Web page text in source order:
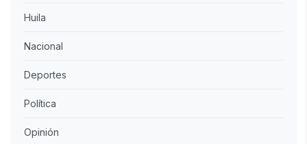
Huila
Nacional
Deportes
Política
Opinión